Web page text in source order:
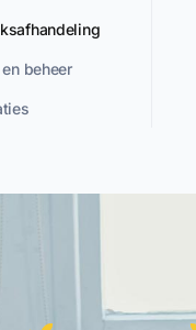
beheer